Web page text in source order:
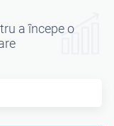
a începe o